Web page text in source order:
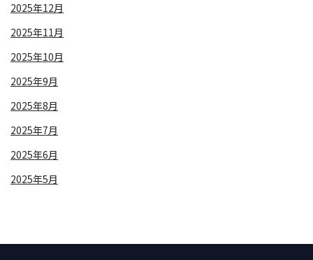
2025年12月
2025年11月
2025年10月
2025年9月
2025年8月
2025年7月
2025年6月
2025年5月